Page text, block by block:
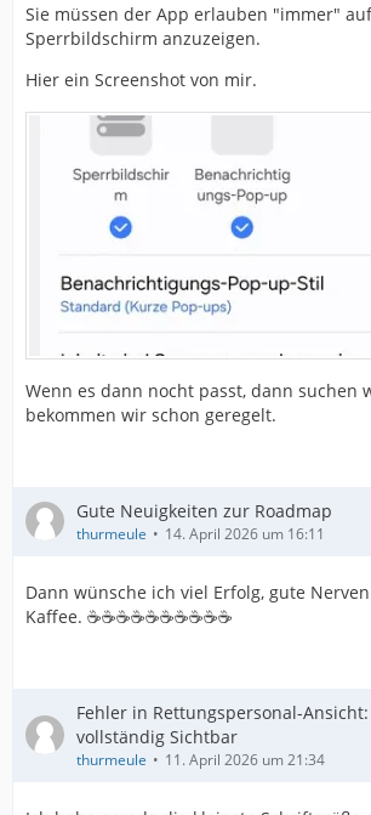
Sie müssen der App erlauben "immer"
Sperrbildschirm anzuzeigen.
Hier ein Screenshot von mir.
Wenn es dann nocht passt, dann suchen
bekommen wir schon geregelt.
Gute Neuigkeiten zur Roadmap
thurmeule 14. April 2026 um 16:11
Dann wünsche ich viel Erfolg, gute
Kaffee. ☕️☕️☕️☕️☕️☕️☕️☕️☕️☕️
Fehler in Rettungspersonal-
vollständig Sichtbar
thurmeule 11. April 2026 um 21:34